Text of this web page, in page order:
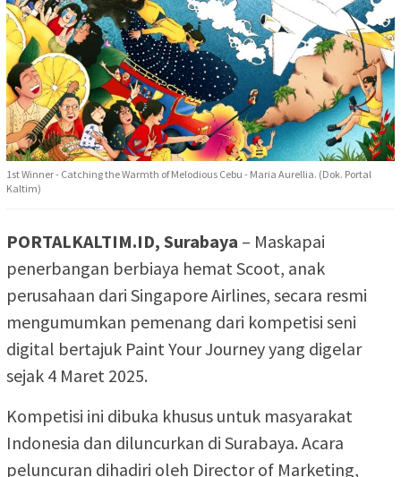
1st Winner - Catching the Warmth of Melodious Cebu - Maria Aurellia. (Dok. Portal
Kaltim)
PORTALKALTIM.ID, Surabaya – Maskapai
penerbangan berbiaya hemat Scoot, anak
perusahaan dari Singapore Airlines, secara resmi
mengumumkan pemenang dari kompetisi seni
digital bertajuk Paint Your Journey yang digelar
sejak 4 Maret 2025.
Kompetisi ini dibuka khusus untuk masyarakat
Indonesia dan diluncurkan di Surabaya. Acara
peluncuran dihadiri oleh Director of Marketing,